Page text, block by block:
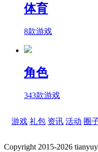
体育
8款游戏
角色
343款游戏
游戏 礼包 资讯 活动 圈
Copyright 2015-2026